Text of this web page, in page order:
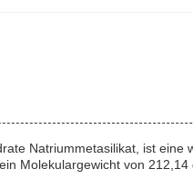
Natriummetasilikat, ist
Molekulargewicht von